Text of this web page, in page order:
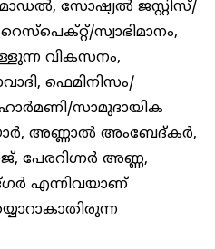
മോഡൽ, സോഷ്യൽ ജസ്റ്റിസ്/
സ്വാഭിമാനം,
വികസനം,
ഫെമിനിസം/
സാമുദായിക
അണ്ണാൽ അംബേദ്കർ,
പേരറിഗ്നർ അണ്ണ,
എന്നിവയാണ്